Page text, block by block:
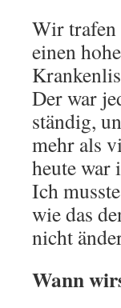
Wir trafen
einen
Der war
ständig,
mehr als
heute war
Ich
wie das
nicht
Wann